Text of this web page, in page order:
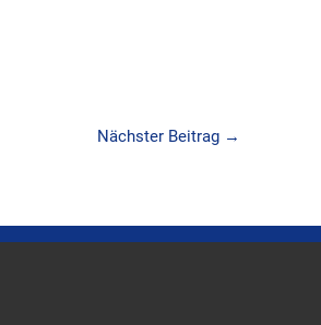
Nächster Beitrag →